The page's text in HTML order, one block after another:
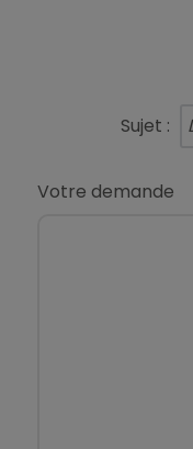
Sujet :
Votre demande